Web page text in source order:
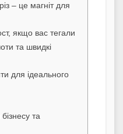
– це магніт для
якщо вас тегали
та швидкі
для ідеального
та